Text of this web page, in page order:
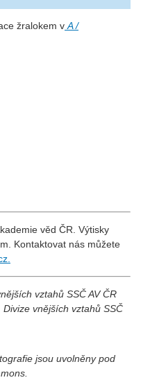
žralokem v A /
věd ČR. Výtisky
Kontaktovat nás můžete
vztahů SSČ AV ČR
vnějších vztahů SSČ
jsou uvolněny pod